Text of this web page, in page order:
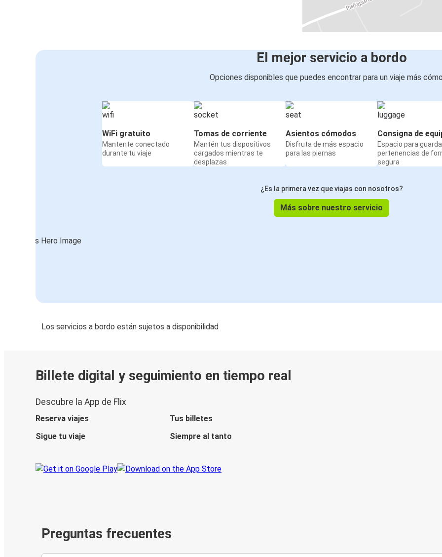
El mejor servicio a bordo
Opciones disponibles que puedes encontrar para un viaje más
WiFi gratuito
Mantente conectado
durante tu viaje
Tomas de corriente
Mantén tus dispositivos
cargados mientras te
desplazas
Asientos cómodos
Disfruta de más espacio
para las piernas
Consigna de
Espacio para
pertenencias de
segura
¿Es la primera vez que viajas con nosotros?
Más sobre nuestro servicio
Los servicios a bordo están sujetos a disponibilidad
Billete digital y seguimiento en tiempo real
Descubre la App de Flix
Reserva viajes
Tus billetes
Sigue tu viaje
Siempre al tanto
Preguntas frecuentes